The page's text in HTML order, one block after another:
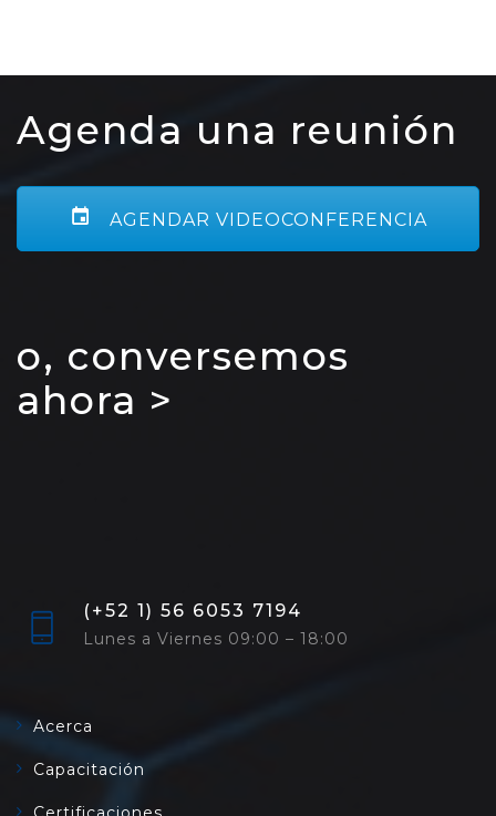
Agenda una reunión
AGENDAR VIDEOCONFERENCIA
o, conversemos
ahora >
(+52 1) 56 6053 7194
Lunes a Viernes 09:00 – 18:00
Acerca
Capacitación